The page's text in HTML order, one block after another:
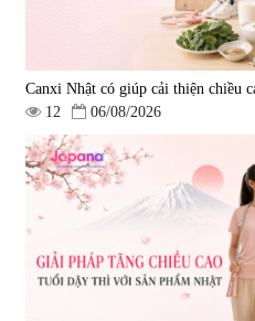
Viên uống bổ gan Ribeto Shoji
Hepaclean 60 viên
543.205
690.000 đ
Canxi Nhật có giúp cải thiện chiều
12
06/08/2026